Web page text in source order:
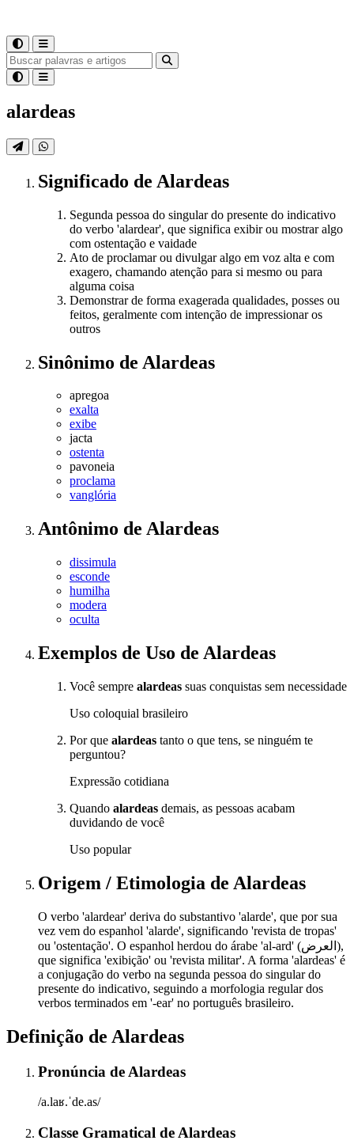
alardeas
Significado de Alardeas
Segunda pessoa do singular do presente do indicativo
do verbo 'alardear', que significa exibir ou mostrar algo
com ostentação e vaidade
Ato de proclamar ou divulgar algo em voz alta e com
exagero, chamando atenção para si mesmo ou para
alguma coisa
Demonstrar de forma exagerada qualidades, posses ou
feitos, geralmente com intenção de impressionar os
outros
Sinônimo de Alardeas
apregoa
exalta
exibe
jacta
ostenta
pavoneia
proclama
vanglória
Antônimo de Alardeas
dissimula
esconde
humilha
modera
oculta
Exemplos de Uso de Alardeas
Você sempre alardeas suas conquistas sem necessidade
Uso coloquial brasileiro
Por que alardeas tanto o que tens, se ninguém te
perguntou?
Expressão cotidiana
Quando alardeas demais, as pessoas acabam
duvidando de você
Uso popular
Origem / Etimologia de Alardeas
O verbo 'alardear' deriva do substantivo 'alarde', que por sua
vez vem do espanhol 'alarde', significando 'revista de tropas'
ou 'ostentação'. O espanhol herdou do árabe 'al-ard' (العرض),
que significa 'exibição' ou 'revista militar'. A forma 'alardeas' é
a conjugação do verbo na segunda pessoa do singular do
presente do indicativo, seguindo a morfologia regular dos
verbos terminados em '-ear' no português brasileiro.
Definição de Alardeas
Pronúncia de Alardeas
/a.laʁ.ˈde.as/
Classe Gramatical de Alardeas